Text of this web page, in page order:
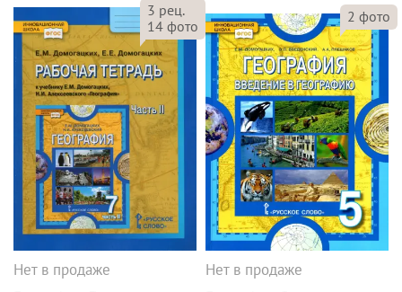
3 рец.
14 фото
Нет в продаже
2 фото
Нет в продаже